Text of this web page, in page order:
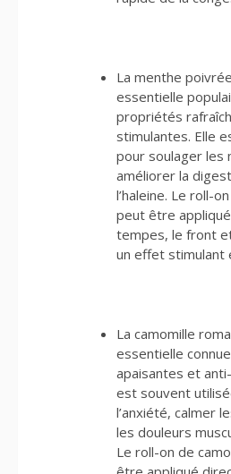
La menthe
essentielle
propriétés
stimulantes. Elle
pour soulager les
améliorer la
l’haleine. Le roll-
peut être
tempes, le front
un effet stimulant
La camomille
essentielle
apaisantes et
est souvent
l’anxiété, calmer
les douleurs
Le roll-on de